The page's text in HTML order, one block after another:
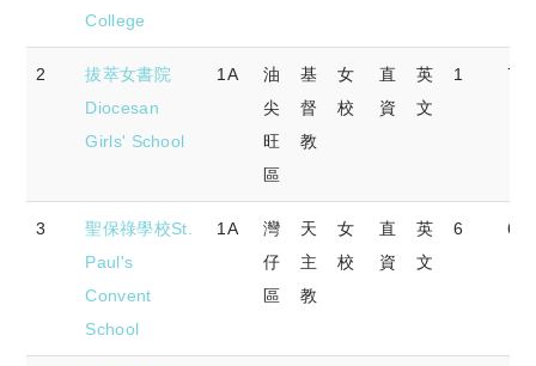
College
2
拔萃女書院
Diocesan
Girls' School
1A
油
尖
旺
區
基
督
教
女
校
直
資
英
文
1 70
3
聖保祿學校St.
Paul's
Convent
School
1A
灣
仔
區
天
主
教
女
校
直
資
英
文
6